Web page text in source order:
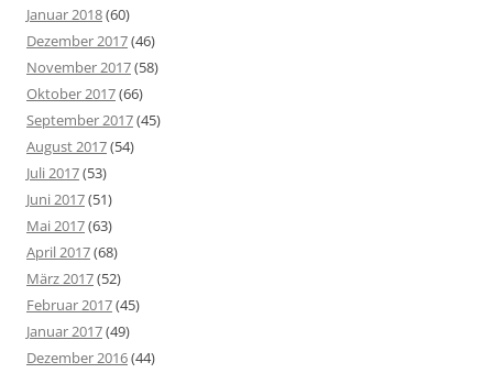
Januar 2018(60)
Dezember 2017(46)
November 2017(58)
Oktober 2017(66)
September 2017(45)
August 2017(54)
Juli 2017(53)
Juni 2017(51)
Mai 2017(63)
April 2017(68)
März 2017(52)
Februar 2017(45)
Januar 2017(49)
Dezember 2016(44)